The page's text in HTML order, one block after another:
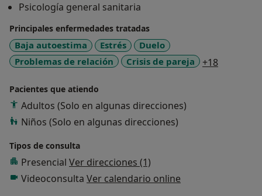
Psicología general sanitaria
Principales enfermedades tratadas
Baja autoestima Estrés
Duelo
Problemas de relación
Crisis de pareja +18
Pacientes que atiendo
Adultos (Solo en algunas direcciones)
Niños (Solo en algunas direcciones)
Tipos de consulta
Presencial Ver direcciones (1)
Videoconsulta Ver calendario online